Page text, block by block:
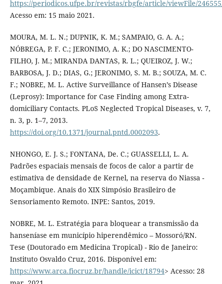
https://periodicos.ufpe.br/revistas/rbgfe/article/viewFile/
Acesso em: 15 maio 2021.
MOURA, M. L. N.; DUPNIK, K. M.; SAMPAIO, G. A. A.;
NÓBREGA, P. F. C.; JERONIMO, A. K.; DO NASCIMENTO-
FILHO, J. M.; MIRANDA DANTAS, R. L.; QUEIROZ, J. W.;
BARBOSA, J. D.; DIAS, G.; JERONIMO, S. M. B.; SOUZA, M. C.
F.; NOBRE, M. L. Active Surveillance of Hansen’s Disease
(Leprosy): Importance for Case Finding among Extra-
domiciliary Contacts. PLoS Neglected Tropical Diseases, v. 7,
n. 3, p. 1–7, 2013.
https://doi.org/10.1371/journal.pntd.0002093.
NHONGO, E. J. S.; FONTANA, De. C.; GUASSELLI, L. A.
Padrões espaciais mensais de focos de calor a partir de
estimativa de densidade de Kernel, na reserva do Niassa -
Moçambique. Anais do XIX Simpósio Brasileiro de
Sensoriamento Remoto. INPE: Santos, 2019.
NOBRE, M. L. Estratégia para bloquear a transmissão da
hanseníase em município hiperendêmico – Mossoró/RN.
Tese (Doutorado em Medicina Tropical) - Rio de Janeiro:
Instituto Osvaldo Cruz, 2016. Disponível em:
https://www.arca.fiocruz.br/handle/icict/18794> Acesso: 28